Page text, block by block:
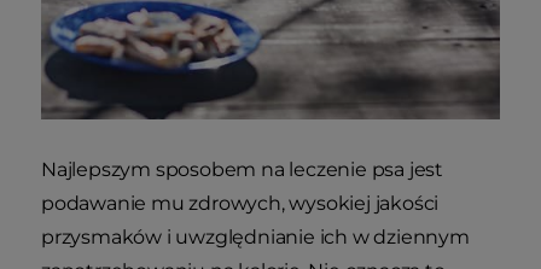
Najlepszym sposobem na leczenie psa jest
podawanie mu zdrowych, wysokiej jakości
przysmaków i uwzględnianie ich w dziennym